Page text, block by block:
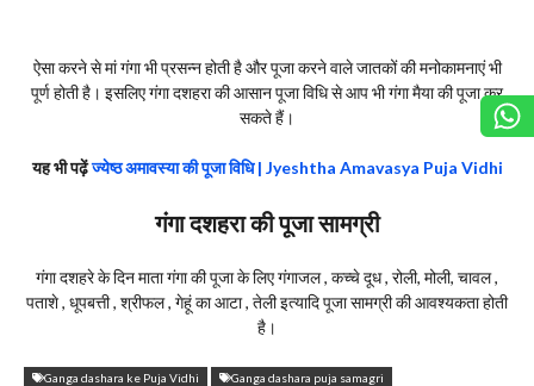
ऐसा करने से मां गंगा भी प्रसन्न होती है और पूजा करने वाले जातकों की मनोकामनाएं भी
पूर्ण होती है। इसलिए गंगा दशहरा की आसान पूजा विधि से आप भी गंगा मैया की पूजा कर
सकते हैं।
यह भी पढ़ेंज्येष्ठ अमावस्या की पूजा विधि | Jyeshtha Amavasya Puja Vidhi
गंगा दशहरा की पूजा सामग्री
गंगा दशहरे के दिन माता गंगा की पूजा के लिए गंगाजल , कच्चे दूध , रोली, मोली, चावल ,
पताशे , धूपबत्ती , श्रीफल , गेहूं का आटा , तेली इत्यादि पूजा सामग्री की आवश्यकता होती
है।
Ganga dashara ke Puja Vidhi
Ganga dashara puja samagri